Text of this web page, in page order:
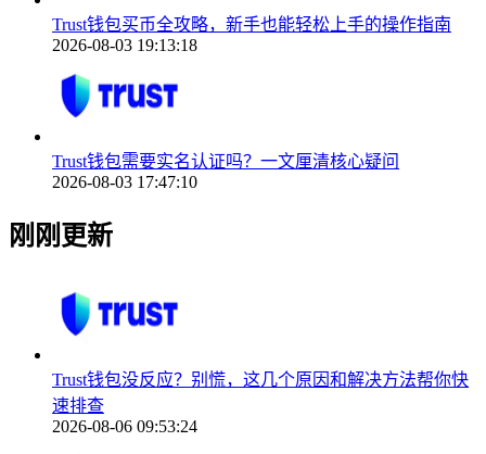
Trust钱包买币全攻略，新手也能轻松上手的操作指南
2026-08-03 19:13:18
Trust钱包需要实名认证吗？一文厘清核心疑问
2026-08-03 17:47:10
刚刚更新
Trust钱包没反应？别慌，这几个原因和解决方法帮你快
速排查
2026-08-06 09:53:24